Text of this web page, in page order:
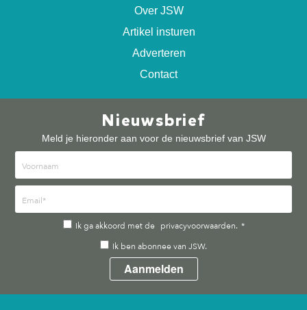
Nieuwsbrief
Meld je hieronder aan voor de nieuwsbrief van JSW
Ik ga akkoord met de privacyvoorwaarden. *
Ik ben abonnee van JSW.
Over JSW
Artikel insturen
Adverteren
Contact